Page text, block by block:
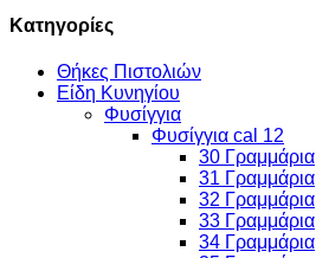
Κατηγορίες
Θήκες Πιστολιών
Είδη Κυνηγίου
Φυσίγγια
Φυσίγγια cal 12
30 Γραμμάρια
31 Γραμμάρια
32 Γραμμάρια
33 Γραμμάρια
34 Γραμμάρια